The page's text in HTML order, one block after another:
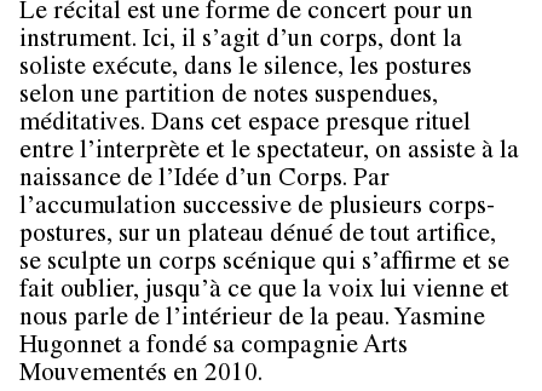
Le récital est une forme de concert pour un
instrument. Ici, il s’agit d’un corps, dont la
soliste exécute, dans le silence, les postures
selon une partition de notes suspendues,
méditatives. Dans cet espace presque rituel
entre l’interprète et le spectateur, on assiste à la
naissance de l’Idée d’un Corps. Par
l’accumulation successive de plusieurs corps-
postures, sur un plateau dénué de tout artifice,
se sculpte un corps scénique qui s’affirme et se
fait oublier, jusqu’à ce que la voix lui vienne et
nous parle de l’intérieur de la peau. Yasmine
Hugonnet a fondé sa compagnie Arts
Mouvementés en 2010.